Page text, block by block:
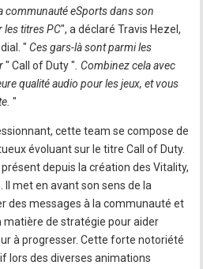
communauté eSports dans son
les titres PC", a déclaré Travis Hezel,
" Ces gars-là sont parmi les
" Call of Duty " . Combinez cela avec
qualité audio pour les jeux, et vous
"
cette team se compose de
évoluant sur le titre Call of Duty.
présent depuis la création des Vitality,
met en avant son sens de la
des messages à la communauté et
de stratégie pour aider
à progresser. Cette forte notoriété
lors des diverses animations